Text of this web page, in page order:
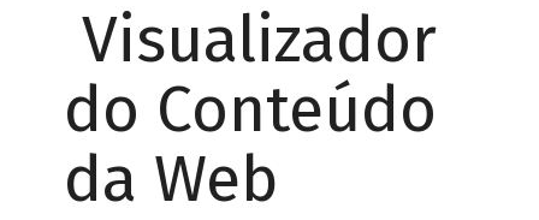
Visualizador
do Conteúdo
da Web